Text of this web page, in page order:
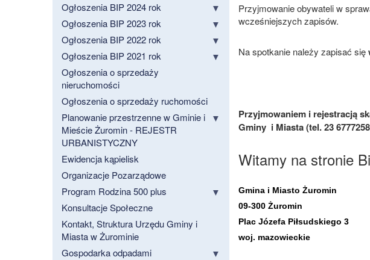
Ogłoszenia BIP 2024 rok
Ogłoszenia BIP 2023 rok
Ogłoszenia BIP 2022 rok
Ogłoszenia BIP 2021 rok
Ogłoszenia o sprzedaży
nieruchomości
Ogłoszenia o sprzedaży ruchomości
Planowanie przestrzenne w Gminie i
Mieście Żuromin - REJESTR
URBANISTYCZNY
Ewidencja kąpielisk
Organizacje Pozarządowe
Program Rodzina 500 plus
Konsultacje Społeczne
Kontakt, Struktura Urzędu Gminy i
Miasta w Żurominie
Gospodarka odpadami
Przyjmowanie obywateli w
wcześniejszych zapisów.
Na spotkanie należy zapisać się
Przyjmowaniem i rejestracją
Gminy i Miasta (tel. 23
Witamy na stronie
Gmina i Miasto Żuromin
09-300 Żuromin
Plac Józefa Piłsudskiego 3
woj. mazowieckie